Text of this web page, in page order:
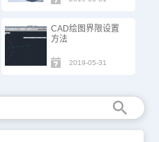
CAD绘图界限设置
方法
2019-05-31